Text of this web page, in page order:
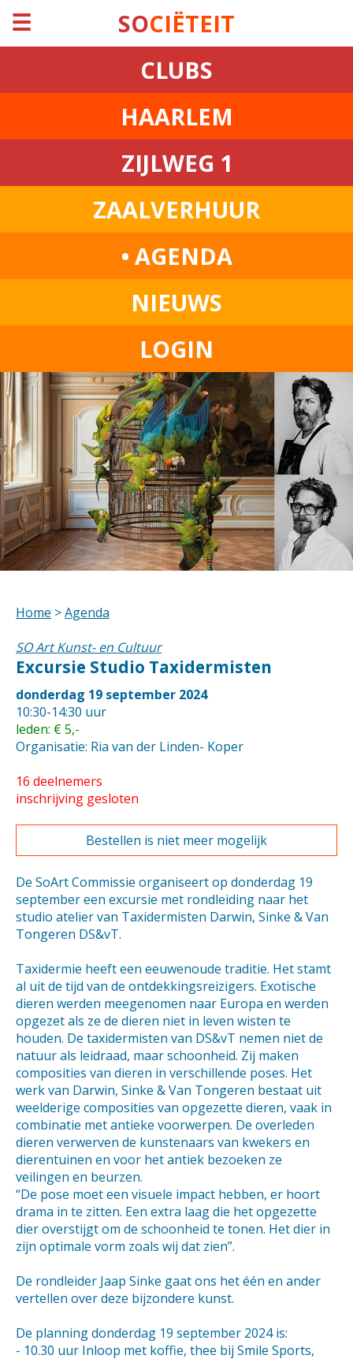
☰ SOCIËTEIT
CLUBS
HAARLEM
ZIJLWEG 1
ZAALVERHUUR
• AGENDA
NIEUWS
LOGIN
Home >Agenda
SO Art Kunst- en Cultuur
Excursie Studio Taxidermisten
donderdag 19 september 2024
10:30-14:30 uur
leden: € 5,-
Organisatie: Ria van der Linden- Koper
16 deelnemers
inschrijving gesloten
Bestellen is niet meer mogelijk
De SoArt Commissie organiseert op donderdag 19
september een excursie met rondleiding naar het
studio atelier van Taxidermisten Darwin, Sinke & Van
Tongeren DS&vT.
Taxidermie heeft een eeuwenoude traditie. Het stamt
al uit de tijd van de ontdekkingsreizigers. Exotische
dieren werden meegenomen naar Europa en werden
opgezet als ze de dieren niet in leven wisten te
houden. De taxidermisten van DS&vT nemen niet de
natuur als leidraad, maar schoonheid. Zij maken
composities van dieren in verschillende poses. Het
werk van Darwin, Sinke & Van Tongeren bestaat uit
weelderige composities van opgezette dieren, vaak in
combinatie met antieke voorwerpen. De overleden
dieren verwerven de kunstenaars van kwekers en
dierentuinen en voor het antiek bezoeken ze
veilingen en beurzen.
“De pose moet een visuele impact hebben, er hoort
drama in te zitten. Een extra laag die het opgezette
dier overstijgt om de schoonheid te tonen. Het dier in
zijn optimale vorm zoals wij dat zien”.
De rondleider Jaap Sinke gaat ons het één en ander
vertellen over deze bijzondere kunst.
De planning donderdag 19 september 2024 is:
- 10.30 uur Inloop met koffie, thee bij Smile Sports,